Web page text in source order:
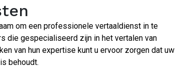
om een professionele vertaaldienst in te
die gespecialiseerd zijn in het vertalen van
van hun expertise kunt u ervoor zorgen dat uw
behoudt.